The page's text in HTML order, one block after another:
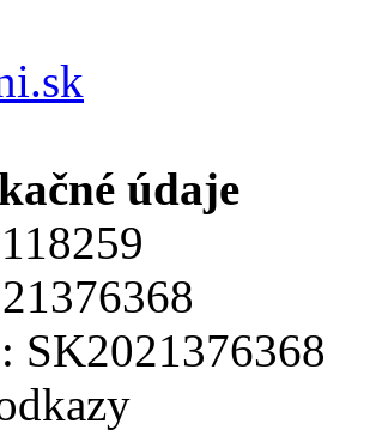
údaje
SK2021376368